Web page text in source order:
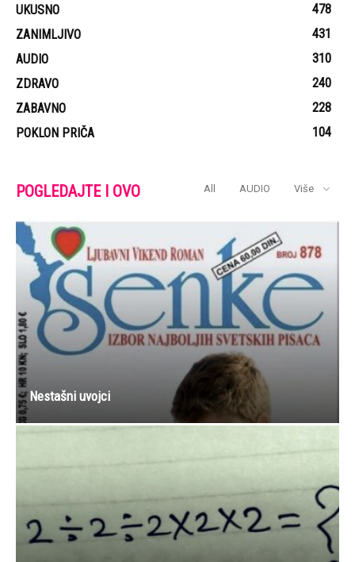
UKUSNO
478
ZANIMLJIVO
431
AUDIO
310
ZDRAVO
240
ZABAVNO
228
POKLON PRIČA
104
POGLEDAJTE I OVO All AUDIO Više
Nestašni uvojci